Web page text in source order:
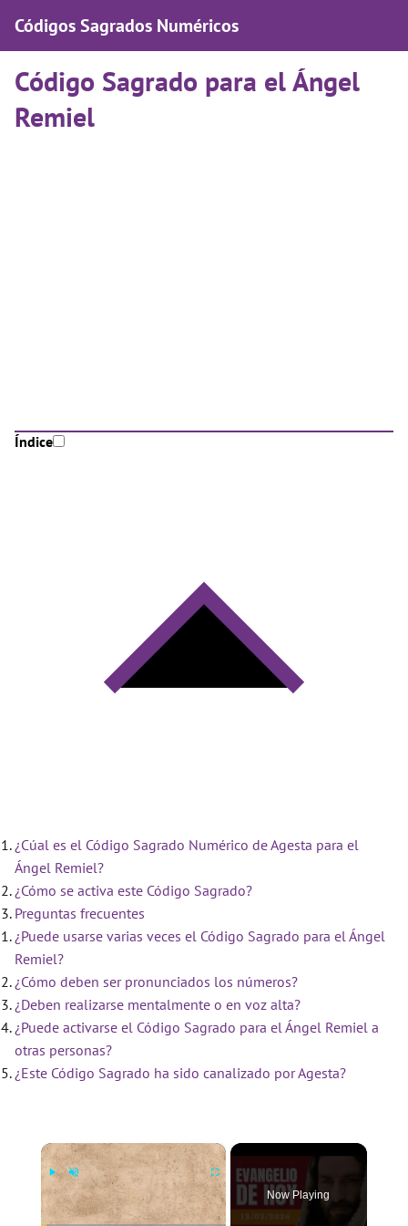
Códigos Sagrados Numéricos
Código Sagrado para el Ángel
Remiel
Índice
¿Cúal es el Código Sagrado Numérico de Agesta para el
Ángel Remiel?
¿Cómo se activa este Código Sagrado?
Preguntas frecuentes
¿Puede usarse varias veces el Código Sagrado para el Ángel
Remiel?
¿Cómo deben ser pronunciados los números?
¿Deben realizarse mentalmente o en voz alta?
¿Puede activarse el Código Sagrado para el Ángel Remiel a
otras personas?
¿Este Código Sagrado ha sido canalizado por Agesta?
×
Now Playing